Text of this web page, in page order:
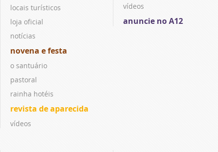
locais turísticos
loja oficial
notícias
novena e festa
o santuário
pastoral
rainha hotéis
revista de aparecida
vídeos
vídeos
anuncie no A12